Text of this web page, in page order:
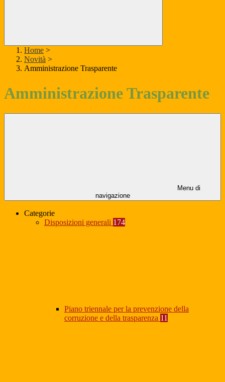
Home >
Novità >
Amministrazione Trasparente
Amministrazione Trasparente
Menu di
navigazione
Categorie
Disposizioni generali 174
Piano triennale per la prevenzione della
corruzione e della trasparenza 11